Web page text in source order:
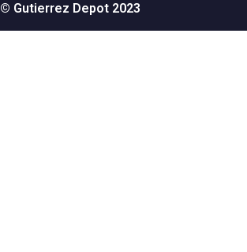
© Gutierrez Depot 2023